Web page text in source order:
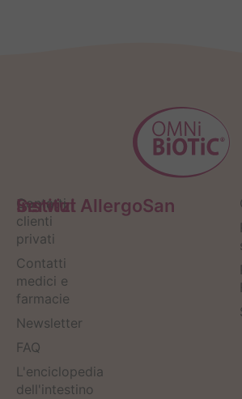
Servizi
Contatti
clienti
privati
Contatti
medici e
farmacie
Newsletter
FAQ
L'enciclopedia
dell'intestino
Institut AllergoSan